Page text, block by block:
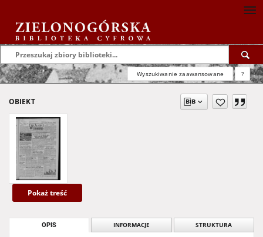
Wyszukiwanie zaawansowane ?
OBIEKT
Pokaż treść
OPIS INFORMACJE STRUKTURA